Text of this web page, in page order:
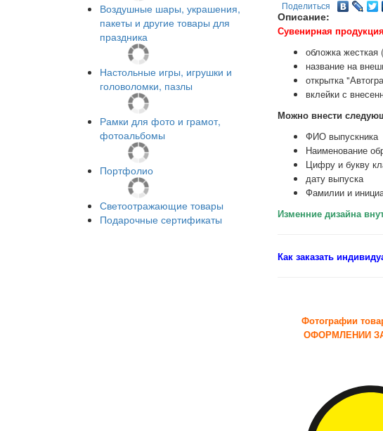
Воздушные шары, украшения,
пакеты и другие товары для
праздника
Настольные игры, игрушки и
головоломки, пазлы
Рамки для фото и грамот,
фотоальбомы
Портфолио
Светоотражающие товары
Подарочные сертификаты
Поделиться
Описание:
Сувенирная
обложка
название на
открытка
вклейки с
Можно внести
ФИО выпускника
Наименование
Цифру и букву
дату выпуска
Фамилии и
Изменние дизайна
Как заказать
Фотографии
ОФОРМЛЕНИИ